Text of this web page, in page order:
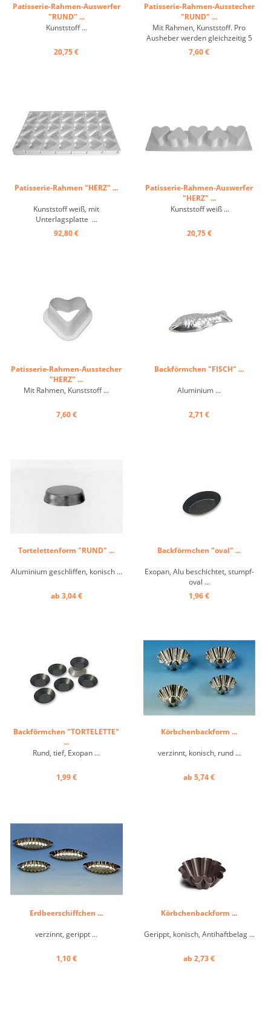
Patisserie-Rahmen-Auswerfer
"RUND" ...
Kunststoff ...
20,75 €
Patisserie-Rahmen-Ausstecher
"RUND" ...
Mit Rahmen, Kunststoff. Pro
Ausheber werden gleichzeitig 5
Kuchen bruchfrei ausgehoben. ...
7,60 €
Patisserie-Rahmen "HERZ" ...
Kunststoff weiß, mit
Unterlagsplatte ...
92,80 €
Patisserie-Rahmen-Auswerfer
"HERZ" ...
Kunststoff weiß ...
20,75 €
Patisserie-Rahmen-Ausstecher
"HERZ" ...
Mit Rahmen, Kunststoff ...
7,60 €
Backförmchen "FISCH" ...
Aluminium ...
2,71 €
Tortelettenform "RUND" ...
Aluminium geschliffen, konisch ...
ab 3,04 €
Backförmchen "oval" ...
Exopan, Alu beschichtet, stumpf-
oval ...
1,96 €
Backförmchen "TORTELETTE"
...
Rund, tief, Exopan ...
1,99 €
Körbchenbackform ...
verzinnt, konisch, rund ...
ab 5,74 €
Erdbeerschiffchen ...
verzinnt, gerippt ...
1,10 €
Körbchenbackform ...
Gerippt, konisch, Antihaftbelag ...
ab 2,73 €